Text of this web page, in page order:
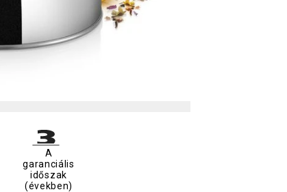
A
garanciális
időszak
(években)